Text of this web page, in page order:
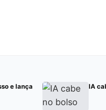
e lança
IA